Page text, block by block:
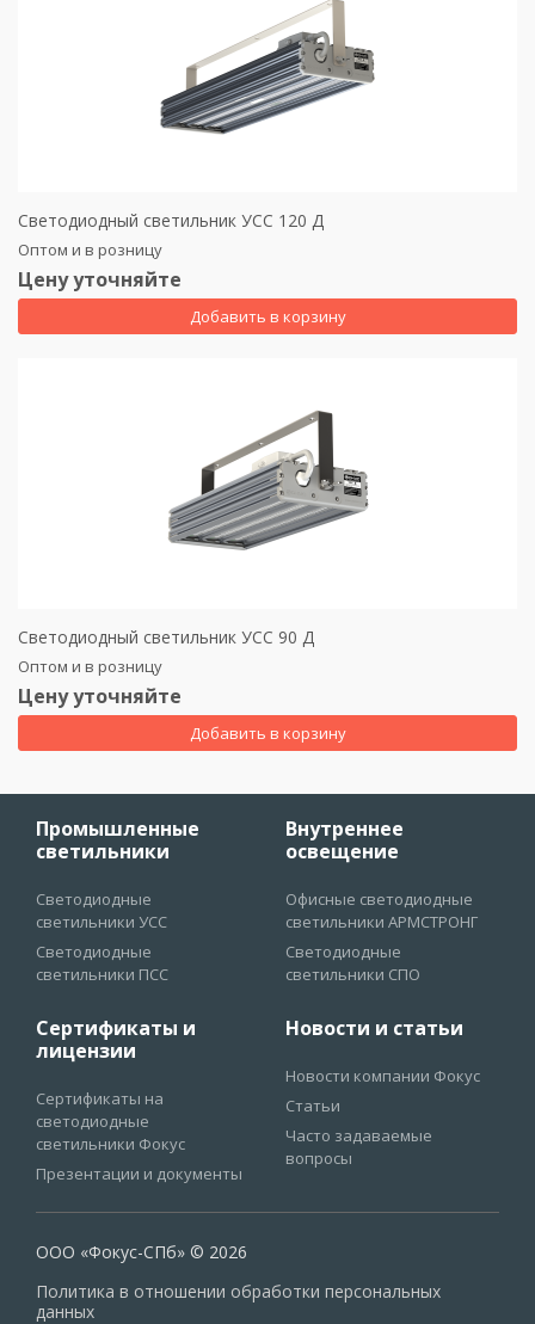
Светодиодный светильник УСС 120 Д
Оптом и в розницу
Цену уточняйте
Добавить в корзину
Светодиодный светильник УСС 90 Д
Оптом и в розницу
Цену уточняйте
Добавить в корзину
Промышленные
светильники
Светодиодные
светильники УСС
Светодиодные
светильники ПСС
Внутреннее
освещение
Офисные светодиодные
светильники АРМСТРОНГ
Светодиодные
светильники СПО
Сертификаты и
лицензии
Сертификаты на
светодиодные
светильники Фокус
Презентации и документы
Новости и статьи
Новости компании Фокус
Статьи
Часто задаваемые
вопросы
ООО «Фокус-СПб» © 2026
Политика в отношении обработки персональных
данных